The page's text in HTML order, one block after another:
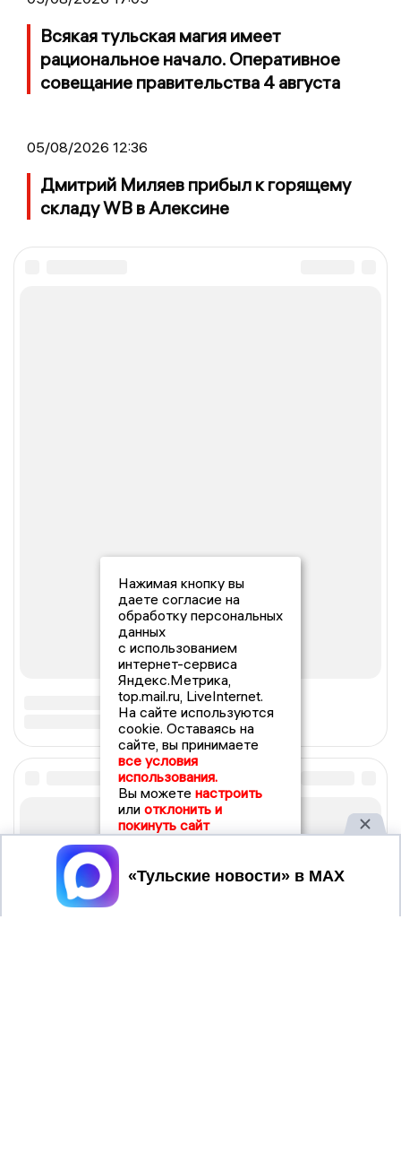
Всякая тульская магия имеет
рациональное начало. Оперативное
совещание правительства 4 августа
05/08/2026 12:36
Дмитрий Миляев прибыл к горящему
складу WB в Алексине
Нажимая кнопку вы
даете согласие на
обработку персональных
данных
с использованием
интернет-сервиса
Яндекс.Метрика,
top.mail.ru, LiveInternet.
На сайте используются
cookie. Оставаясь на
сайте, вы принимаете
все условия
использования.
Вы можете настроить
или отклонить и
покинуть сайт
Принять